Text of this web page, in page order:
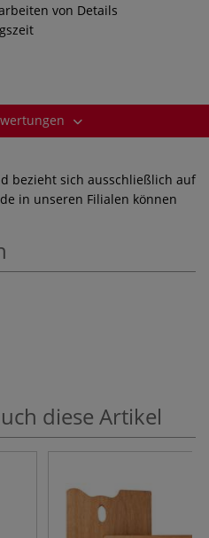
von Details
bezieht sich ausschließlich auf
in unseren Filialen können
diese Artikel